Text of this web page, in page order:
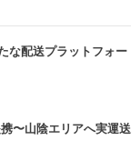
な配送プラットフォー
〜山陰エリアへ実運送